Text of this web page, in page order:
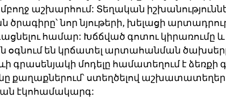
աշխարհում: Տեղական
նոր նյութերի, խելացի
համար: Խճճված գոտու
են կրճատել արտահանման
մոդելը համատեղում է ձեռքի
քաղաքներում՝ ստեղծելով աշխատատեղեր
էկոհամակարգ: